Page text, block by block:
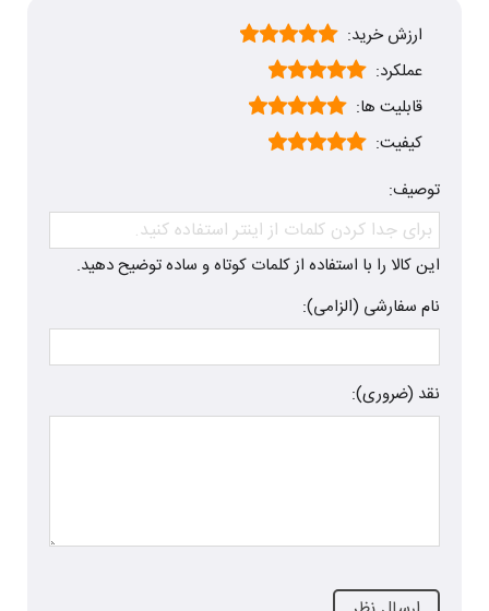
ارزش خرید:
عملکرد:
قابلیت ها:
کیفیت:
توصیف:
این کالا را با استفاده از کلمات کوتاه و ساده توضیح دهید.
نام سفارشی (الزامی):
نقد (ضروری):